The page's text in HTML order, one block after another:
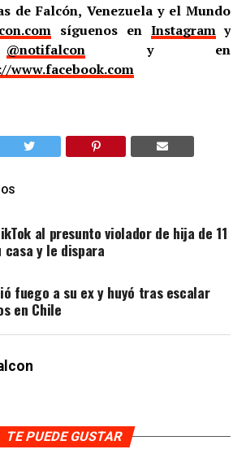
de Falcón, Venezuela y el Mundo
síguenos en Instagramy
@notifalcony en
www.facebook.com
al presunto violador de hija de 11
casa y le dispara
fuego a su ex y huyó tras escalar
en Chile
TE PUEDE GUSTAR